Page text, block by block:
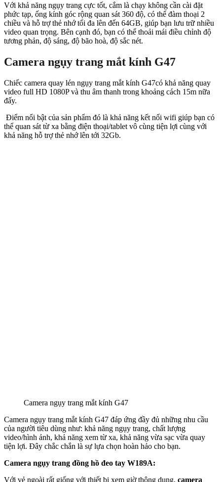
Với khả năng ngụy trang cực tốt, cắm là chạy không cần cài đặt
phức tạp, ống kính góc rộng quan sát 360 độ, có thể đàm thoại 2
chiều và hỗ trợ thẻ nhớ tối đa lên đến 64GB, giúp bạn lưu trữ nhiều
video quan trọng. Bên cạnh đó, bạn có thể thoải mái điều chỉnh độ
tương phản, độ sáng, độ bão hoà, độ sắc nét.
Camera ngụy trang mắt kính G47
Chiếc camera quay lén ngụy trang mắt kính G47có khả năng quay
video full HD 1080P và thu âm thanh trong khoảng cách 15m nữa
đấy.
Điểm nổi bật của sản phẩm đó là khả năng kết nối wifi giúp bạn có
thể quan sát từ xa bằng điện thoại/tablet vô cùng tiện lợi cùng với
khả năng hỗ trợ thẻ nhớ lên tới 32Gb.
Camera ngụy trang mắt kính G47
Camera ngụy trang mắt kính G47 đáp ứng đầy đủ những nhu cầu
của người tiêu dùng như: khả năng ngụy trang, chất lượng
video/hình ảnh, khả năng xem từ xa, khả năng vừa sạc vừa quay
tiện lợi. Đây chắc chắn là sự lựa chọn hoàn hảo cho bạn.
Camera ngụy trang đồng hồ đeo tay W189A:
Với vẻ ngoài rất giống với thiết bị xem giờ thông dụng, camera